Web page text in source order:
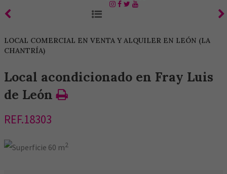
LOCAL COMERCIAL EN VENTA Y ALQUILER EN LEÓN (LA
CHANTRÍA)
Local acondicionado en Fray Luis
de León
REF.18303
60 m2